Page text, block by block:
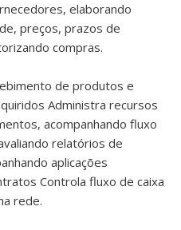
elaborando
preços, prazos de
compras.
de produtos e
Administra recursos
acompanhando fluxo
relatórios de
aplicações
Controla fluxo de caixa
rede.